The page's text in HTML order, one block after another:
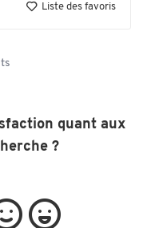
Liste des favoris
quant aux
?